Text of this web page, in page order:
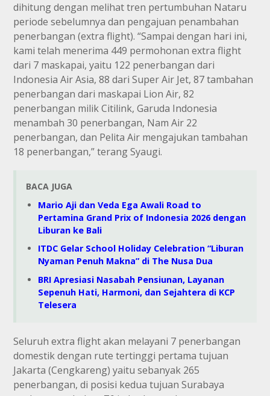
dihitung dengan melihat tren pertumbuhan Nataru
periode sebelumnya dan pengajuan penambahan
penerbangan (extra flight). “Sampai dengan hari ini,
kami telah menerima 449 permohonan extra flight
dari 7 maskapai, yaitu 122 penerbangan dari
Indonesia Air Asia, 88 dari Super Air Jet, 87 tambahan
penerbangan dari maskapai Lion Air, 82
penerbangan milik Citilink, Garuda Indonesia
menambah 30 penerbangan, Nam Air 22
penerbangan, dan Pelita Air mengajukan tambahan
18 penerbangan,” terang Syaugi.
BACA JUGA
Mario Aji dan Veda Ega Awali Road to
Pertamina Grand Prix of Indonesia 2026 dengan
Liburan ke Bali
ITDC Gelar School Holiday Celebration “Liburan
Nyaman Penuh Makna” di The Nusa Dua
BRI Apresiasi Nasabah Pensiunan, Layanan
Sepenuh Hati, Harmoni, dan Sejahtera di KCP
Telesera
Seluruh extra flight akan melayani 7 penerbangan
domestik dengan rute tertinggi pertama tujuan
Jakarta (Cengkareng) yaitu sebanyak 265
penerbangan, di posisi kedua tujuan Surabaya